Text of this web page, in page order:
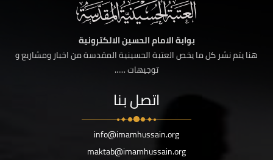
بوابة الامام الحسين الالكترونية
هنا يتم نشر كل ما يخص العتبة الحسينية المقدسة من اخبار ومشاريع و
توجيهات ......
اتصل بنا
info@imamhussain.org
maktab@imamhussain.org